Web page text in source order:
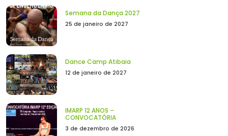
Semana da Dança 2027
25 de janeiro de 2027
Dance Camp Atibaia
12 de janeiro de 2027
IMARP 12 ANOS –
CONVOCATÓRIA
3 de dezembro de 2026